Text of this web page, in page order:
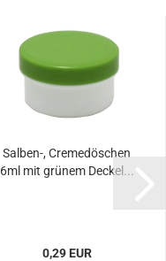
Salben-, Cremedöschen
6ml mit grünem Deckel...
0,29 EUR